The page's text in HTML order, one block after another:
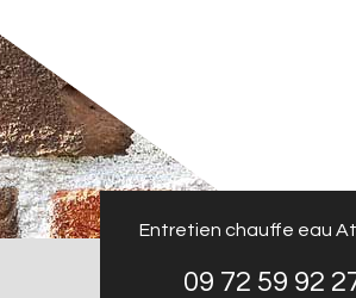
Entretien chauffe eau
09 72 59 92